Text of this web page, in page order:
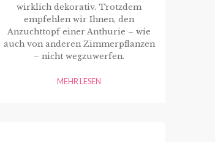
wirklich dekorativ. Trotzdem
empfehlen wir Ihnen, den
Anzuchttopf einer Anthurie – wie
auch von anderen Zimmerpflanzen
– nicht wegzuwerfen.
MEHR LESEN